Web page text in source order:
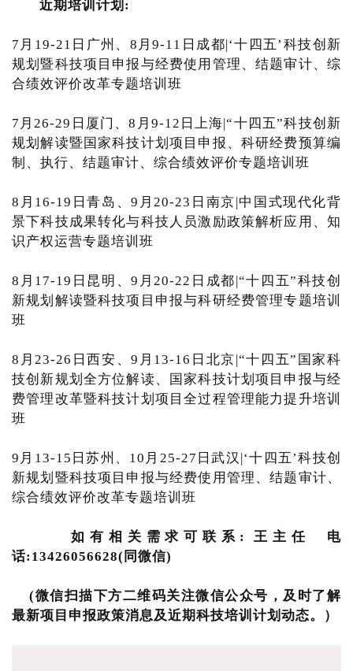
近期培训计划:
7月19-21日广州、8月9-11日成都|‘十四五’科技创新
规划暨科技项目申报与经费使用管理、结题审计、综
合绩效评价改革专题培训班
7月26-29日厦门、8月9-12日上海|“十四五”科技创新
规划解读暨国家科技计划项目申报、科研经费预算编
制、执行、结题审计、综合绩效评价专题培训班
8月16-19日青岛、9月20-23日南京|中国式现代化背
景下科技成果转化与科技人员激励政策解析应用、知
识产权运营专题培训班
8月17-19日昆明、9月20-22日成都|“十四五”科技创
新规划解读暨科技项目申报与科研经费管理专题培训
班
8月23-26日西安、9月13-16日北京|“十四五”国家科
技创新规划全方位解读、国家科技计划项目申报与经
费管理改革暨科技计划项目全过程管理能力提升培训
班
9月13-15日苏州、10月25-27日武汉|‘十四五’科技创
新规划暨科技项目申报与经费使用管理、结题审计、
综合绩效评价改革专题培训班
如有相关需求可联系: 王主任 电
话:13426056628(同微信)
(微信扫描下方二维码关注微信公众号，及时了解
最新项目申报政策消息及近期科技培训计划动态。）